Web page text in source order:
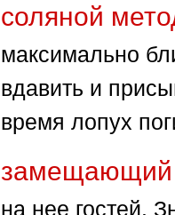
соляной
максимально
вдавить и
время лопух
замещающий
на нее гостей.